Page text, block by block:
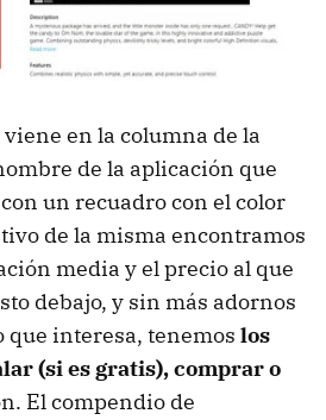
en la columna de la
de la aplicación que
un recuadro con el color
de la misma encontramos
media y el precio al que
debajo, y sin más adornos
que interesa, tenemos los
(si es gratis), comprar o
El compendio de